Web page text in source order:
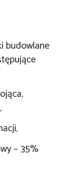
budowlane
– 35%